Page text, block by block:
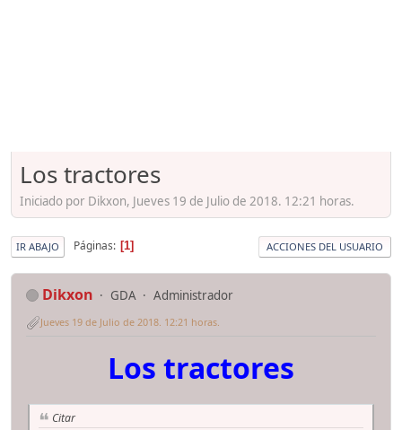
Los tractores
Iniciado por Dikxon, Jueves 19 de Julio de 2018. 12:21 horas.
IR ABAJO Páginas 1 ACCIONES DEL USUARIO
Dikxon GDA Administrador
Jueves 19 de Julio de 2018. 12:21 horas.
Los tractores
Citar